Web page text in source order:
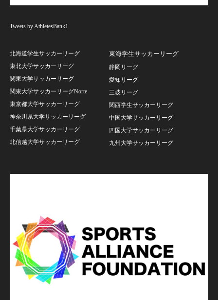
Tweets by AthletesBank1
北海道学生サッカーリーグ
東北大学サッカーリーグ
関東大学サッカーリーグ
関東大学サッカーリーグNorte
東京都大学サッカーリーグ
神奈川県大学サッカーリーグ
千葉県大学サッカーリーグ
北信越大学サッカーリーグ
東海学生サッカーリーグ
静岡リーグ
愛知リーグ
三岐リーグ
関西学生サッカーリーグ
中国大学サッカーリーグ
四国大学サッカーリーグ
九州大学サッカーリーグ